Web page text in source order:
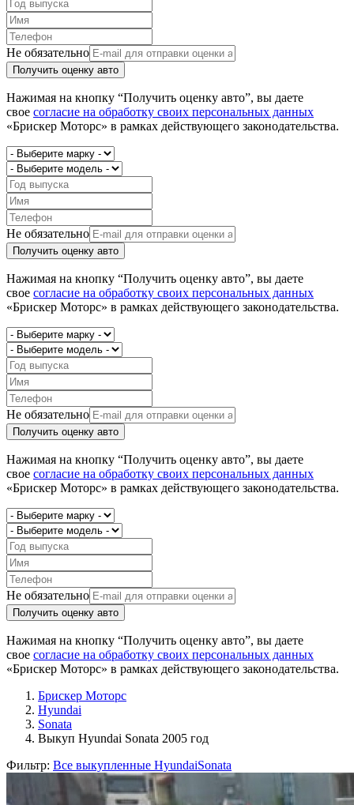
Не обязательно
Получить оценку авто
Нажимая на кнопку “Получить оценку авто”, вы даете
свое согласие на обработку своих персональных данных
«Брискер Моторс» в рамках действующего законодательства.
Не обязательно
Получить оценку авто
Нажимая на кнопку “Получить оценку авто”, вы даете
свое согласие на обработку своих персональных данных
«Брискер Моторс» в рамках действующего законодательства.
Не обязательно
Получить оценку авто
Нажимая на кнопку “Получить оценку авто”, вы даете
свое согласие на обработку своих персональных данных
«Брискер Моторс» в рамках действующего законодательства.
Не обязательно
Получить оценку авто
Нажимая на кнопку “Получить оценку авто”, вы даете
свое согласие на обработку своих персональных данных
«Брискер Моторс» в рамках действующего законодательства.
Брискер Моторс
Hyundai
Sonata
Выкуп Hyundai Sonata 2005 год
Фильтр: Все выкупленные HyundaiSonata